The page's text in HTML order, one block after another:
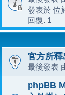
發表於 位
回覆: 1
官方所
最後發表
phpBB